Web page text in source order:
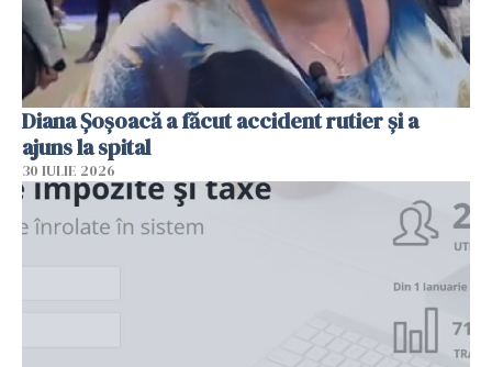
Diana Șoșoacă a făcut accident rutier și a
ajuns la spital
30 IULIE 2026